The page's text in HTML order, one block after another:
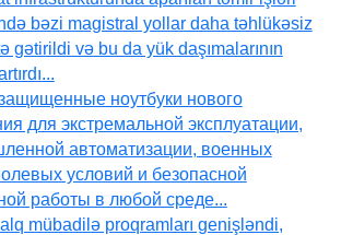
bəzi magistral yollar daha təhlükəsiz
gətirildi və bu da yük daşımalarının
ноутбуки нового
для экстремальной эксплуатации,
автоматизации, военных
условий и безопасной
работы в любой среде...
mübadilə proqramları genişləndi,